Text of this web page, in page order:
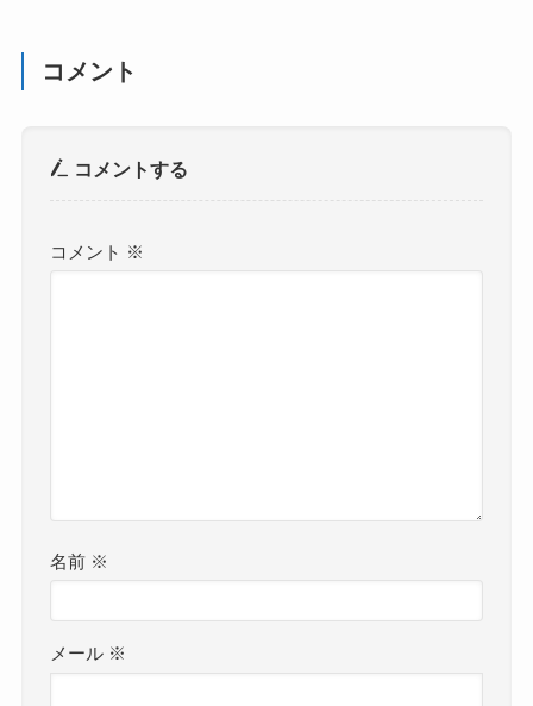
コメント
コメントする
コメント ※
名前 ※
メール ※